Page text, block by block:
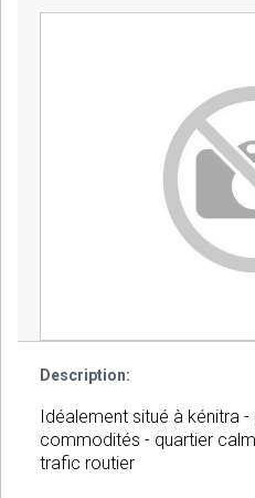
Description:
Idéalement situé à kénitra
commodités - quartier
trafic routier